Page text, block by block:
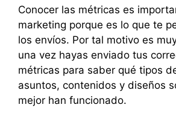
Conocer las métricas es
marketing porque es lo que te
los envíos. Por tal motivo es
una vez hayas enviado tus
métricas para saber qué tipos
asuntos, contenidos y diseños
mejor han funcionado.